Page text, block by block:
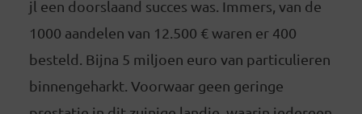
jl een doorslaand succes was. Immers, van de
1000 aandelen van 12.500 € waren er 400
besteld. Bijna 5 miljoen euro van particulieren
binnengeharkt. Voorwaar geen geringe